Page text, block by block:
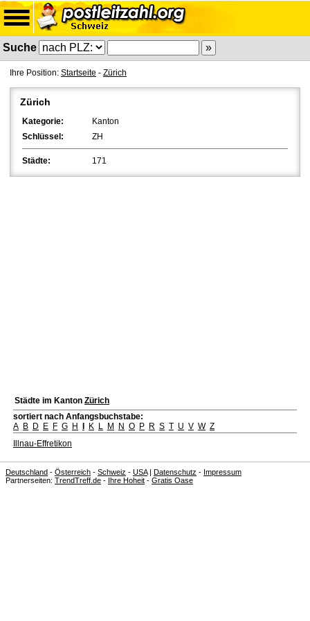
Suche
Ihre Position: Startseite - Zürich
Zürich
Kategorie:
Kanton
Schlüssel:
ZH
Städte: 171
Städte im Kanton Zürich
sortiert nach Anfangsbuchstabe:
A B D E F G H K L M N O P R S T U V W Z
Illnau-Effretikon
Deutschland - Österreich - Schweiz - USA| Datenschutz - Impressum
Partnerseiten: TrendTreff.de - Ihre Hoheit - Gratis Oase